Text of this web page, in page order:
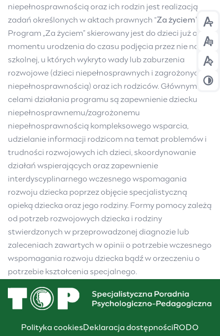
niepełnosprawnością oraz ich rodzin jest realizacją
zadań określonych w aktach prawnych "Za życiem"
Program „Za życiem” skierowany jest do dzieci już od
momentu urodzenia do czasu podjęcia przez nie nauki
szkolnej, u których wykryto wady lub zaburzenia
rozwojowe (dzieci niepełnosprawnych i zagrożonych
niepełnosprawnością) oraz ich rodziców. Głównymi
celami działania programu są zapewnienie dziecku
niepełnosprawnemu/zagrożonemu
niepełnosprawnością kompleksowego wsparcia,
udzielanie informacji rodzicom na temat problemów i
trudności rozwojowych ich dzieci, skoordynowanie
działań wspierających oraz zapewnienie
interdyscyplinarnego wczesnego wspomagania
rozwoju dziecka poprzez objęcie specjalistyczną
opieką dziecka oraz jego rodziny. Formy pomocy zależą
od potrzeb rozwojowych dziecka i rodziny
stwierdzonych w przeprowadzonej diagnozie lub
zaleceniach zawartych w opinii o potrzebie wczesnego
wspomagania rozwoju dziecka bądź w orzeczeniu o
potrzebie kształcenia specjalnego.
Polityka cookiesDeklaracja dostępności RODO